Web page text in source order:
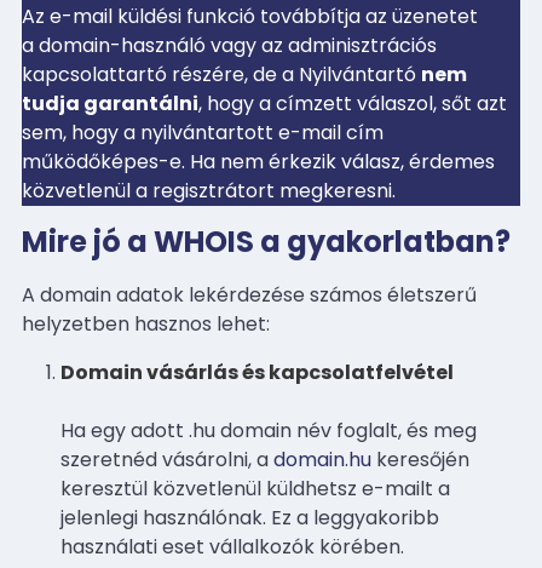
Az e-mail küldési funkció továbbítja az üzenetet
a domain-használó vagy az adminisztrációs
kapcsolattartó részére, de a Nyilvántartó nem
tudja garantálni, hogy a címzett válaszol, sőt azt
sem, hogy a nyilvántartott e-mail cím
működőképes-e. Ha nem érkezik válasz, érdemes
közvetlenül a regisztrátort megkeresni.
Mire jó a WHOIS a gyakorlatban?
A domain adatok lekérdezése számos életszerű
helyzetben hasznos lehet:
Domain vásárlás és kapcsolatfelvétel
Ha egy adott .hu domain név foglalt, és meg
szeretnéd vásárolni, adomain.hu keresőjén
keresztül közvetlenül küldhetsz e-mailt a
jelenlegi használónak. Ez a leggyakoribb
használati eset vállalkozók körében.